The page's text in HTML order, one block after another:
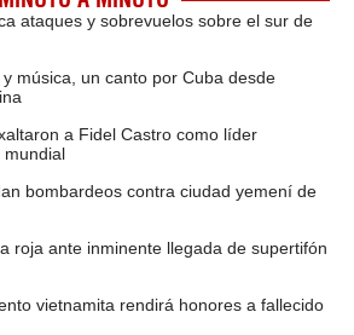
ataques y sobrevuelos sobre el sur de
música, un canto por Cuba desde
a Fidel Castro como líder
mundial
bombardeos contra ciudad yemení de
roja ante inminente llegada de supertifón
vietnamita rendirá honores a fallecido